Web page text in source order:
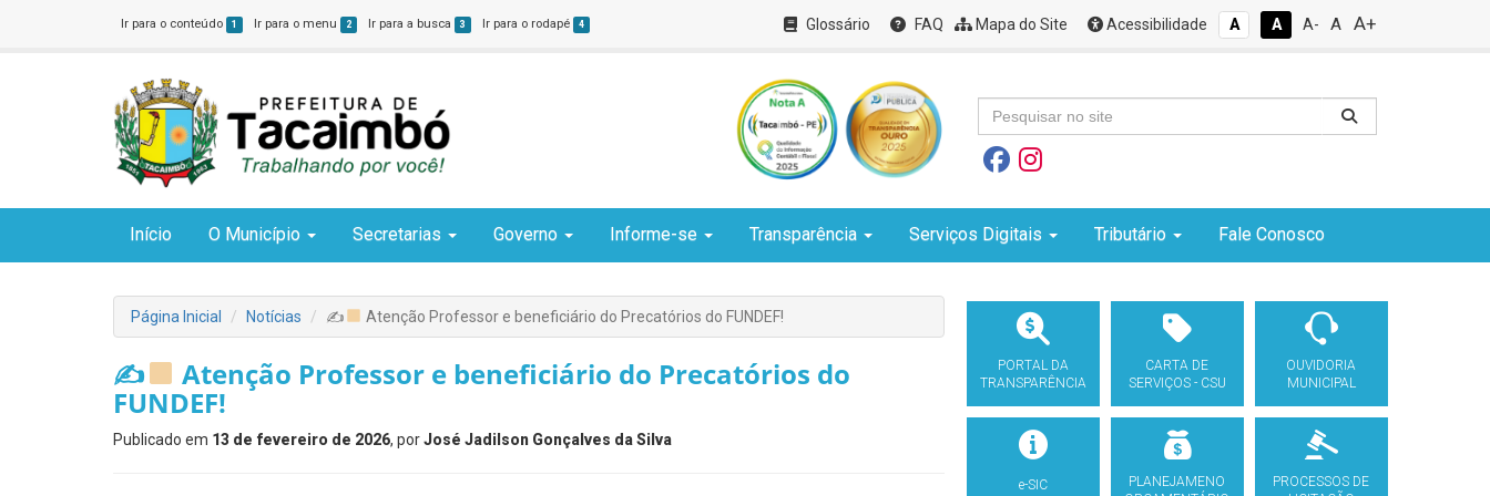
Ir para o conteúdo 1 Ir para o menu 2 Ir para a busca 3 Ir para o rodapé 4 Glossário FAQ Mapa do Site Acessibilidade A A A- A A+
Início O Município Secretarias Governo Informe-se Transparência Serviços Digitais Tributário Fale Conosco
Página Inicial Notícias ✍ Atenção Professor e beneficiário do Precatórios do FUNDEF!
✍ Atenção Professor e beneficiário do Precatórios do
FUNDEF!
Publicado em 13 de fevereiro de 2026, porJosé Jadilson Gonçalves da Silva
PORTAL DA
TRANSPARÊNCIA
CARTA DE
SERVIÇOS - CSU
OUVIDORIA
MUNICIPAL
e-SIC
PLANEJAMENO
PROCESSOS DE